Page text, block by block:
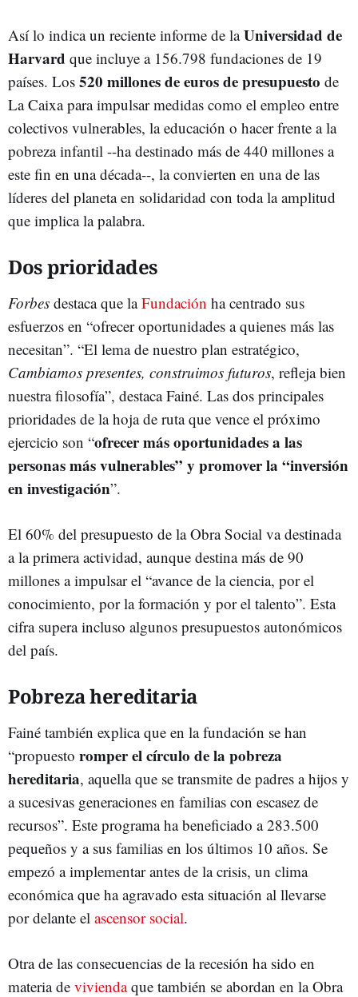
Así lo indica un reciente informe de laUniversidad de
Harvard que incluye a 156.798 fundaciones de 19
países. Los 520 millones de euros de presupuesto de
La Caixa para impulsar medidas como el empleo entre
colectivos vulnerables, la educación o hacer frente a la
pobreza infantil --ha destinado más de 440 millones a
este fin en una década--, la convierten en una de las
líderes del planeta en solidaridad con toda la amplitud
que implica la palabra.
Dos prioridades
Forbes destaca que laFundación ha centrado sus
esfuerzos en “ofrecer oportunidades a quienes más las
necesitan”. “El lema de nuestro plan estratégico,
Cambiamos presentes, construimos futuros, refleja bien
nuestra filosofía”, destaca Fainé. Las dos principales
prioridades de la hoja de ruta que vence el próximo
ejercicio son “ofrecer más oportunidades a las
personas más vulnerables” y promover la “inversión
en investigación”.
El 60% del presupuesto de la Obra Social va destinada
a la primera actividad, aunque destina más de 90
millones a impulsar el “avance de la ciencia, por el
conocimiento, por la formación y por el talento”. Esta
cifra supera incluso algunos presupuestos autonómicos
del país.
Pobreza hereditaria
Fainé también explica que en la fundación se han
“propuesto romper el círculo de la pobreza
hereditaria, aquella que se transmite de padres a hijos y
a sucesivas generaciones en familias con escasez de
recursos”. Este programa ha beneficiado a 283.500
pequeños y a sus familias en los últimos 10 años. Se
empezó a implementar antes de la crisis, un clima
económica que ha agravado esta situación al llevarse
por delante el ascensor social.
Otra de las consecuencias de la recesión ha sido en
materia de viviendaque también se abordan en la Obra